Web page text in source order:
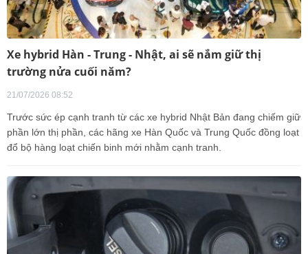
Xe hybrid Hàn - Trung - Nhật, ai sẽ nắm giữ thị
trường nửa cuối năm?
21/07/2026 08:52
Trước sức ép cạnh tranh từ các xe hybrid Nhật Bản đang chiếm giữ
phần lớn thị phần, các hãng xe Hàn Quốc và Trung Quốc đồng loạt
đổ bộ hàng loạt chiến binh mới nhằm cạnh tranh.